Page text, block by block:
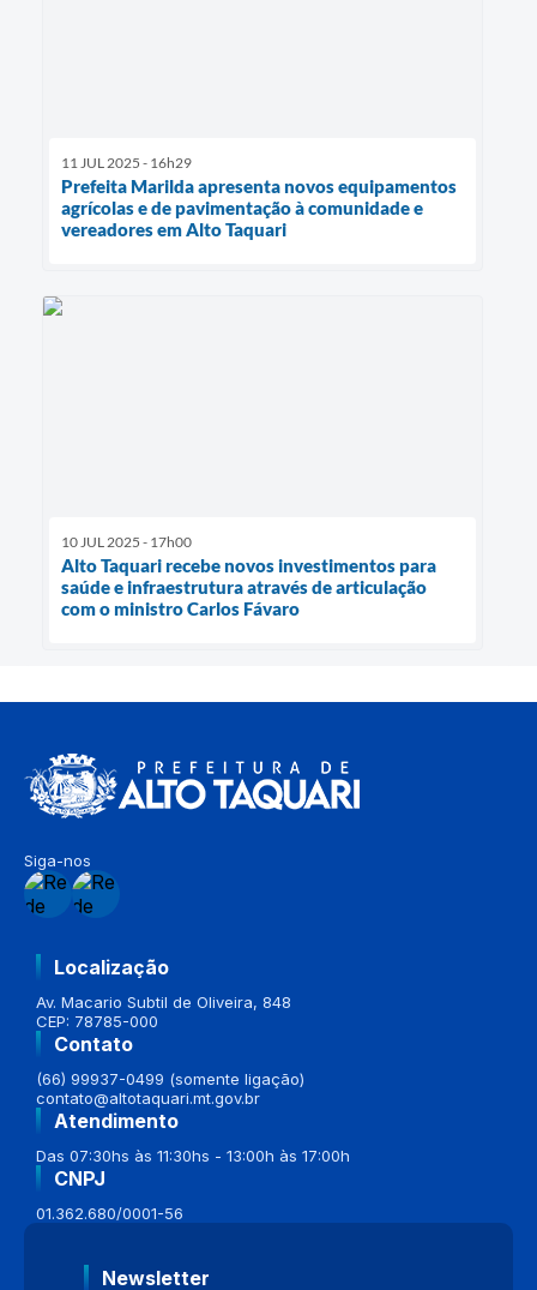
11 JUL 2025 - 16h29
Prefeita Marilda apresenta novos equipamentos
agrícolas e de pavimentação à comunidade e
vereadores em Alto Taquari
10 JUL 2025 - 17h00
Alto Taquari recebe novos investimentos para
saúde e infraestrutura através de articulação
com o ministro Carlos Fávaro
Siga-nos
Localização
Av. Macario Subtil de Oliveira, 848
CEP: 78785-000
Contato
(66) 99937-0499 (somente ligação)
contato@altotaquari.mt.gov.br
Atendimento
Das 07:30hs às 11:30hs - 13:00h às 17:00h
CNPJ
01.362.680/0001-56
Newsletter